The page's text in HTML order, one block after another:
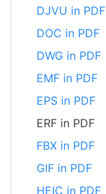
DJVU in PDF
DOC in PDF
DWG in PDF
EMF in PDF
EPS in PDF
ERF in PDF
FBX in PDF
GIF in PDF
HEIC in PDF